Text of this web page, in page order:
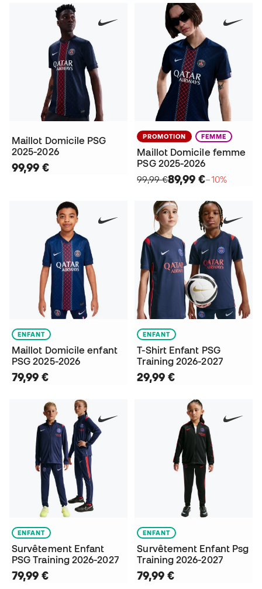
Maillot Domicile PSG
2025-2026
99,99 €
PROMOTION FEMME
Maillot Domicile femme
PSG 2025-2026
99,99 €89,99 €−10%
ENFANT
Maillot Domicile enfant
PSG 2025-2026
79,99 €
ENFANT
T-Shirt Enfant PSG
Training 2026-2027
29,99 €
ENFANT
Survêtement Enfant
PSG Training 2026-2027
79,99 €
ENFANT
Survêtement Enfant Psg
Training 2026-2027
79,99 €